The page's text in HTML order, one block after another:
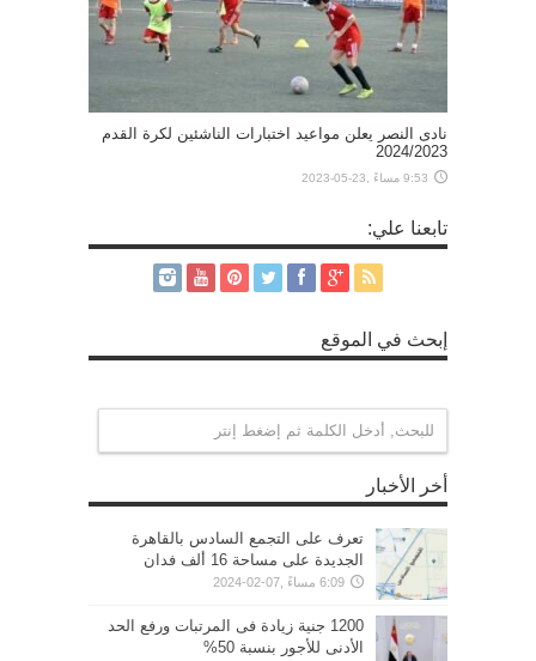
نادى النصر يعلن مواعيد اختبارات الناشئين لكرة القدم
2024/2023
9:53 مساءً ,23-05-2023
تابعنا علي:
إبحث في الموقع
أخر الأخبار
تعرف على التجمع السادس بالقاهرة
الجديدة على مساحة 16 ألف فدان
6:09 مساءً ,07-02-2024
1200 جنية زيادة فى المرتبات ورفع الحد
الأدنى للأجور بنسبة 50%